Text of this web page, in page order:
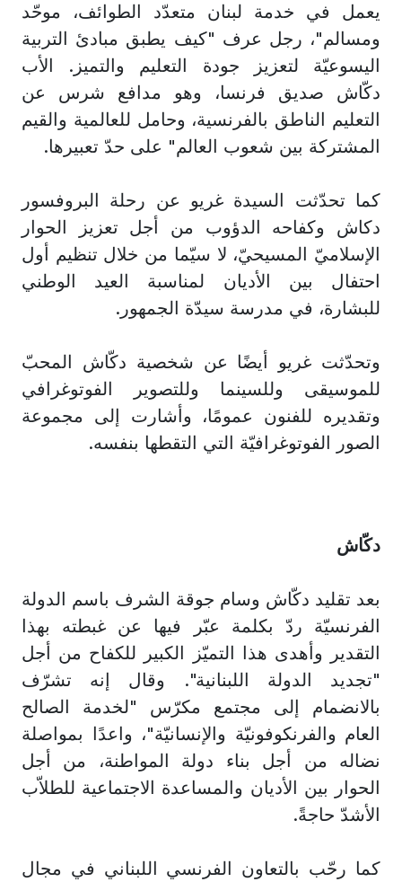
يعمل في خدمة لبنان متعدّد الطوائف، موحّد
ومسالم"، رجل عرف "كيف يطبق مبادئ التربية
اليسوعيّة لتعزيز جودة التعليم والتميز. الأب
دكّاش صديق فرنسا، وهو مدافع شرس عن
التعليم الناطق بالفرنسية، وحامل للعالمية والقيم
المشتركة بين شعوب العالم" على حدّ تعبيرها.
كما تحدّثت السيدة غريو عن رحلة البروفسور
دكاش وكفاحه الدؤوب من أجل تعزيز الحوار
الإسلاميّ المسيحيّ، لا سيّما من خلال تنظيم أول
احتفال بين الأديان لمناسبة العيد الوطني
للبشارة، في مدرسة سيدّة الجمهور.
وتحدّثت غريو أيضًا عن شخصية دكّاش المحبّ
للموسيقى وللسينما وللتصوير الفوتوغرافي
وتقديره للفنون عمومًا، وأشارت إلى مجموعة
الصور الفوتوغرافيّة التي التقطها بنفسه.
دكّاش
بعد تقليد دكّاش وسام جوقة الشرف باسم الدولة
الفرنسيّة ردّ بكلمة عبّر فيها عن غبطته بهذا
التقدير وأهدى هذا التميّز الكبير للكفاح من أجل
"تجديد الدولة اللبنانية". وقال إنه تشرّف
بالانضمام إلى مجتمع مكرّس "لخدمة الصالح
العام والفرنكوفونيّة والإنسانيّة"، واعدًا بمواصلة
نضاله من أجل بناء دولة المواطنة، من أجل
الحوار بين الأديان والمساعدة الاجتماعية للطلاّب
الأشدّ حاجةً.
كما رحّب بالتعاون الفرنسي اللبناني في مجال